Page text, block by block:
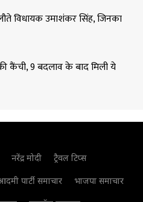
विधायक उमाशंकर सिंह, जिनका
कैंची, 9 बदलाव के बाद मिली ये
नरेंद्र मोदी
ट्रैवल टिप्स
पार्टी समाचार
भाजपा समाचार